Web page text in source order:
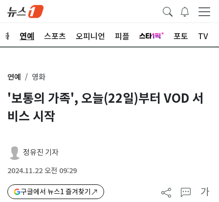
화 연예 스포츠 오피니언 피플 포토 TV
연예 영화
'보통의 가족', 오늘(22일)부터 VOD 서
비스 시작
정유진 기자
2024.11.22 오전 09:29
구글에서 뉴스1 즐겨찾기 가